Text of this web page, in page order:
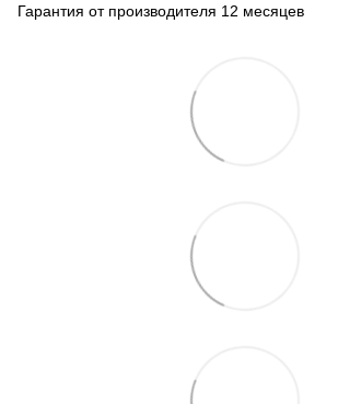
Гарантия от производителя 12 месяцев